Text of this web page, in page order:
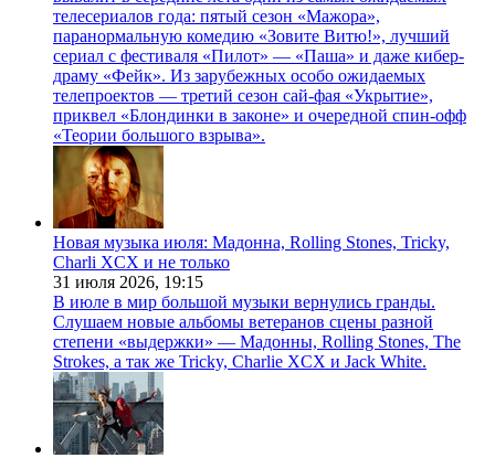
телесериалов года: пятый сезон «Мажора»,
паранормальную комедию «Зовите Витю!», лучший
сериал с фестиваля «Пилот» — «Паша» и даже кибер-
драму «Фейк». Из зарубежных особо ожидаемых
телепроектов — третий сезон сай-фая «Укрытие»,
приквел «Блондинки в законе» и очередной спин-офф
«Теории большого взрыва».
Новая музыка июля: Мадонна, Rolling Stones, Tricky,
Charli XCX и не только
31 июля 2026, 19:15
В июле в мир большой музыки вернулись гранды.
Слушаем новые альбомы ветеранов сцены разной
степени «выдержки» — Мадонны, Rolling Stones, The
Strokes, а так же Tricky, Charlie XCX и Jack White.